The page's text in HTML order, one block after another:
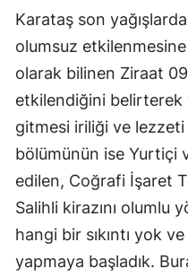
Karataş son
olumsuz
olarak bilinen Ziraat
etkilendiğini belirterek
gitmesi iriliği ve
bölümünün ise Yurtiçi
edilen, Coğrafi İşaret
Salihli kirazını olumlu
hangi bir sıkıntı yok
yapmaya başladık.